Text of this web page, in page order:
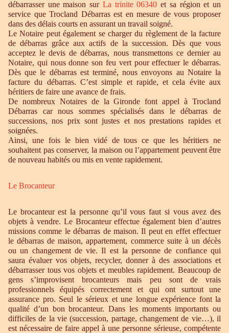
débarrasser une maison sur La trinite 06340 et sa région et un
service que Trocland Débarras est en mesure de vous proposer
dans des délais courts en assurant un travail soigné.
Le Notaire peut également se charger du règlement de la facture
de débarras grâce aux actifs de la succession. Dès que vous
acceptez le devis de débarras, nous transmettons ce dernier au
Notaire, qui nous donne son feu vert pour effectuer le débarras.
Dès que le débarras est terminé, nous envoyons au Notaire la
facture du débarras. C’est simple et rapide, et cela évite aux
héritiers de faire une avance de frais.
De nombreux Notaires de la Gironde font appel à Trocland
Débarras car nous sommes spécialisés dans le débarras de
successions, nos prix sont justes et nos prestations rapides et
soignées.
Ainsi, une fois le bien vidé de tous ce que les héritiers ne
souhaitent pas conserver, la maison ou l’appartement peuvent être
de nouveau habités ou mis en vente rapidement.
Le Brocanteur
Le brocanteur est la personne qu’il vous faut si vous avez des
objets à vendre. Le Brocanteur effectue également bien d’autres
missions comme le débarras de maison. Il peut en effet effectuer
le débarras de maison, appartement, commerce suite à un décès
ou un changement de vie. Il est la personne de confiance qui
saura évaluer vos objets, recycler, donner à des associations et
débarrasser tous vos objets et meubles rapidement. Beaucoup de
gens s’improvisent brocanteurs mais peu sont de vrais
professionnels équipés correctement et qui ont surtout une
assurance pro. Seul le sérieux et une longue expérience font la
qualité d’un bon brocanteur. Dans les moments importants ou
difficiles de la vie (succession, partage, changement de vie…), il
est nécessaire de faire appel à une personne sérieuse, compétente